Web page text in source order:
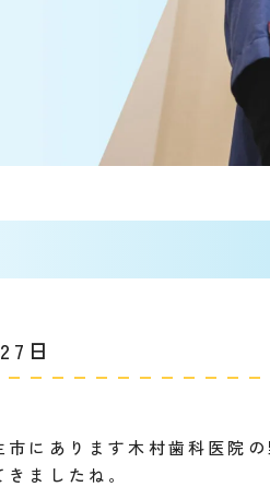
日
にあります木村歯科医院の
ましたね。